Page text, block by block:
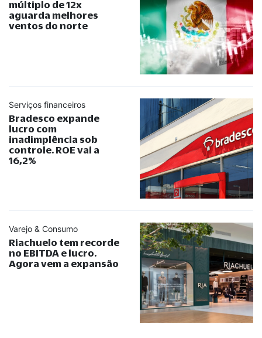
múltiplo de 12x
aguarda melhores
ventos do norte
Serviços financeiros
Bradesco expande
lucro com
inadimplência sob
controle. ROE vai a
16,2%
Varejo & Consumo
Riachuelo tem recorde
no EBITDA e lucro.
Agora vem a expansão